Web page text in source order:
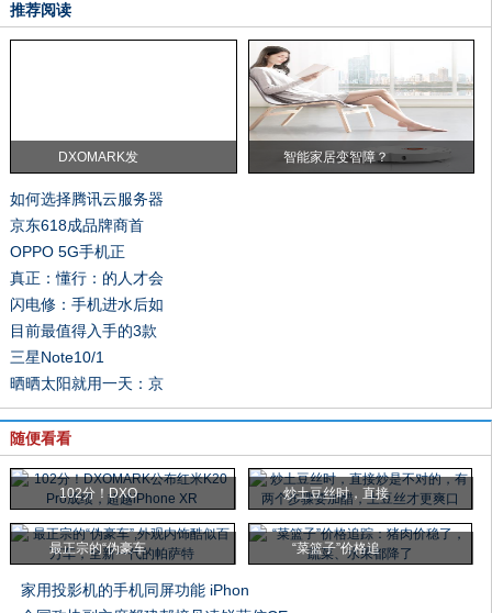
推荐阅读
DXOMARK发 智能家居变智障？
如何选择腾讯云服务器
京东618成品牌商首
OPPO 5G手机正
真正：懂行：的人才会
闪电修：手机进水后如
目前最值得入手的3款
三星Note10/1
晒晒太阳就用一天：京
随便看看
102分！DXO 炒土豆丝时，直接
最正宗的“伪豪车 “菜篮子”价格追
家用投影机的手机同屏功能 iPhon